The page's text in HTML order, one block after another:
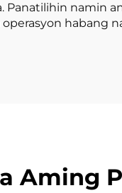
namin
habang
Aming